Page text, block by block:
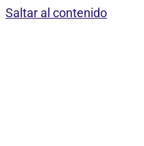
Saltar al contenido